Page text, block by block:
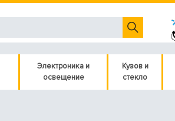
Электроника и
освещение
Кузов и
стекло